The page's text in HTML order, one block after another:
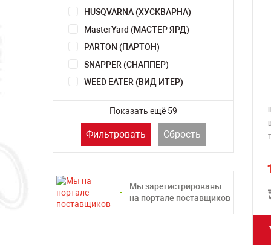
HUSQVARNA (ХУСКВАРНА)
MasterYard (МАСТЕР ЯРД)
PARTON (ПАРТОН)
SNAPPER (СНАППЕР)
WEED EATER (ВИД ИТЕР)
Показать ещё 59
Фильтровать Сбрость
Мы зарегистрированы
на портале поставщиков